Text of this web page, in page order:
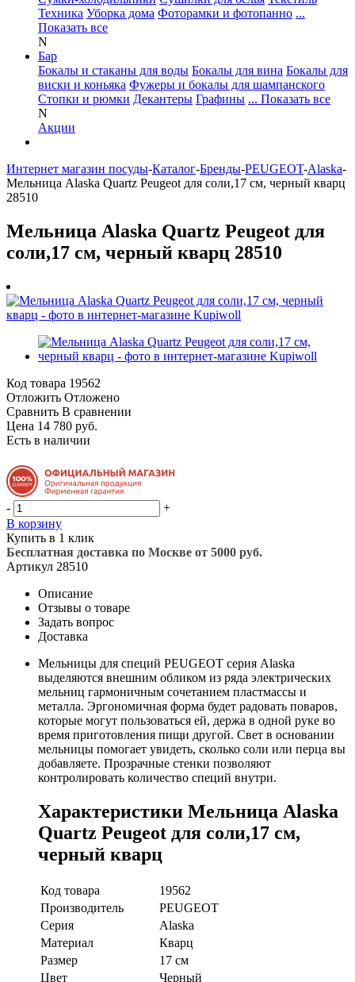
Техника Уборка дома Фоторамки и фотопанно ...
Показать все
N
Бар
Бокалы и стаканы для воды Бокалы для вина Бокалы для
виски и коньяка Фужеры и бокалы для шампанского
Стопки и рюмки Декантеры Графины ... Показать все
N
Акции
Интернет магазин посуды-Каталог-Бренды-PEUGEOT-Alaska-
Мельница Alaska Quartz Peugeot для соли,17 см, черный кварц
28510
Мельница Alaska Quartz Peugeot для
соли,17 см, черный кварц 28510
Код товара 19562
Отложить Отложено
Сравнить В сравнении
Цена 14 780 руб.
Есть в наличии
-
+
В корзину
Купить в 1 клик
Бесплатная доставка по Москве от 5000 руб.
Артикул 28510
Описание
Отзывы о товаре
Задать вопрос
Доставка
Мельницы для специй PEUGEOT серия Alaska
выделяются внешним обликом из ряда электрических
мельниц гармоничным сочетанием пластмассы и
металла. Эргономичная форма будет радовать поваров,
которые могут пользоваться ей, держа в одной руке во
время приготовления пищи другой. Свет в основании
мельницы помогает увидеть, сколько соли или перца вы
добавляете. Прозрачные стенки позволяют
контролировать количество специй внутри.
Характеристики Мельница Alaska
Quartz Peugeot для соли,17 см,
черный кварц
Код товара
19562
Производитель
PEUGEOT
Серия
Alaska
Материал
Кварц
Размер
17 см
Цвет
Черный